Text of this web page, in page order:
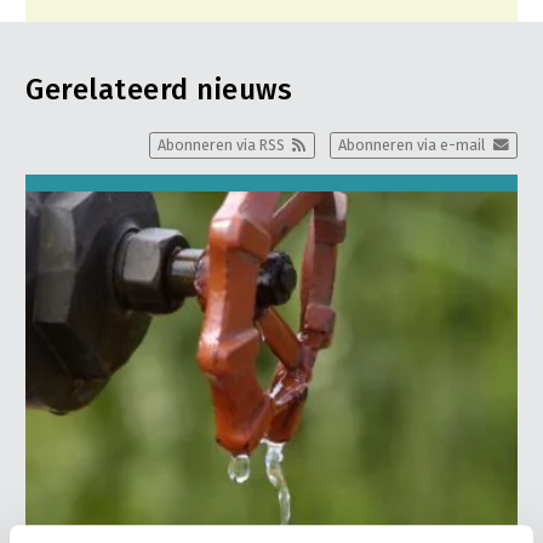
Gerelateerd nieuws
Abonneren via e-mail
Abonneren via RSS